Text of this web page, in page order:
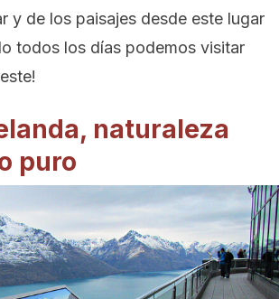
y de los paisajes desde este lugar
todos los días podemos visitar
naturaleza
puro